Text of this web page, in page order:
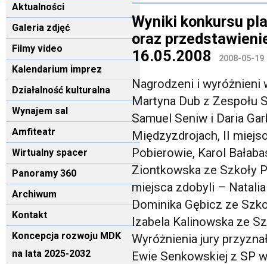
Aktualności
Galeria zdjęć
Filmy video
Kalendarium imprez
Działalność kulturalna
Wynajem sal
Amfiteatr
Wirtualny spacer
Panoramy 360
Archiwum
Kontakt
Koncepcja rozwoju MDK
na lata 2025-2032
Wyniki konkursu
oraz
16.05.2008
2008-05-19
Nagrodzeni i wyróżnieni
Martyna Dub z Zespołu
Samuel Seniw i Daria
Międzyzdrojach, II
Pobierowie, Karol
Ziontkowska ze Szkoły
miejsca zdobyli –
Dominika Gębicz ze
Izabela Kalinowska ze
Wyróżnienia jury
Ewie Senkowskiej z SP